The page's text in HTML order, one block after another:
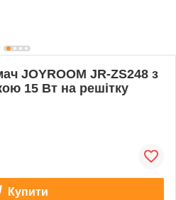
JOYROOM JR-ZS248 з
15 Вт на решітку
Купити